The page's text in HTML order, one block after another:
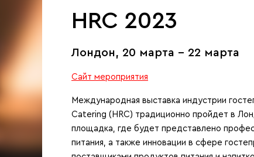
HRC 2023
Лондон, 20 марта - 22 марта
Сайт мероприятия
Международная выставка индустрии
Catering (HRC) традиционно пройдет в
площадка, где будет представлено
питания, а также инновации в сфере